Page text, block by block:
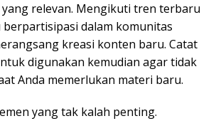
relevan. Mengikuti tren terbaru
berpartisipasi dalam komunitas
kreasi konten baru. Catat
digunakan kemudian agar tidak
Anda memerlukan materi baru.
yang tak kalah penting.